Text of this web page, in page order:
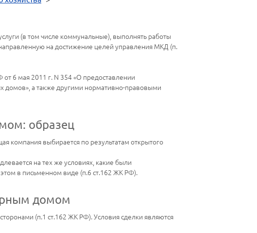
(в том числе коммунальные), выполнять работы
на достижение целей управления МКД (п.
6 мая 2011 г. N 354 «О предоставлении
домов», а также другими нормативно-правовыми
образец
компания выбирается по результатам открытого
на тех же условиях, какие были
в письменном виде (п.6 ст.162 ЖК РФ).
домом
(п.1 ст.162 ЖК РФ). Условия сделки являются